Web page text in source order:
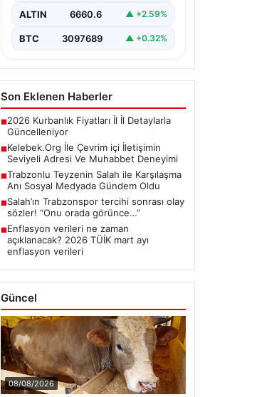
etmektedir. Halen…
ALTIN 6660.6 ▲ +2.59%
BTC 3097689 ▲ +0.32%
Son Eklenen Haberler
■2026 Kurbanlık Fiyatları İl İl Detaylarla
Güncelleniyor
■Kelebek.Org İle Çevrim içi İletişimin
Seviyeli Adresi Ve Muhabbet Deneyimi
■Trabzonlu Teyzenin Salah ile Karşılaşma
Anı Sosyal Medyada Gündem Oldu
■Salah’ın Trabzonspor tercihi sonrası olay
sözler! “Onu orada görünce…”
■Enflasyon verileri ne zaman
açıklanacak? 2026 TÜİK mart ayı
enflasyon verileri
Güncel
08/08/2026